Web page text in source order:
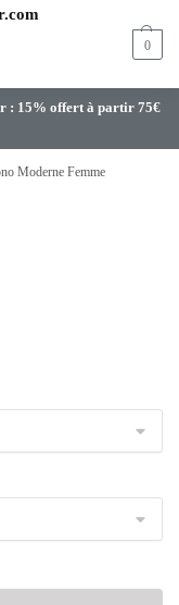
0
: 15% offert à partir 75€
Moderne Femme